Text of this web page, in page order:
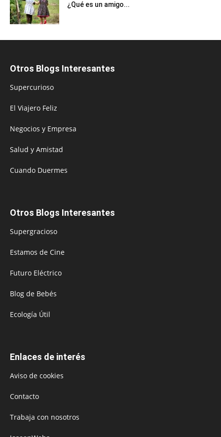
¿Qué es un amigo...
Otros Blogs Interesantes
Supercurioso
El Viajero Feliz
Negocios y Empresa
Salud y Amistad
Cuando Duermes
Otros Blogs Interesantes
Supergracioso
Estamos de Cine
Futuro Eléctrico
Blog de Bebés
Ecología Útil
Enlaces de interés
Aviso de cookies
Contacto
Trabaja con nosotros